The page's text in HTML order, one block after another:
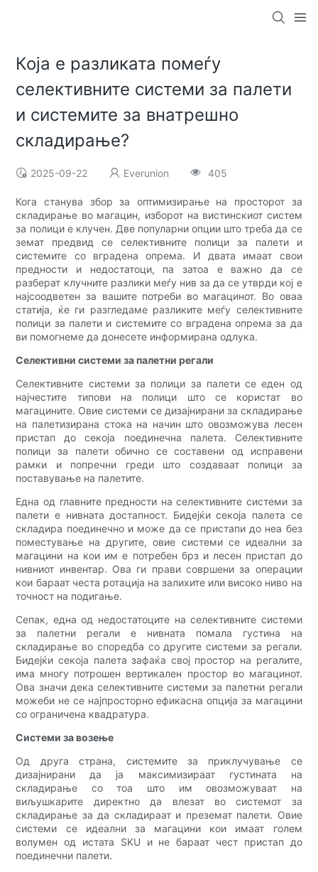
Која е разликата помеѓу
селективните системи за палети
и системите за внатрешно
складирање?
2025-09-22 Everunion 405
Кога станува збор за оптимизирање на просторот за
складирање во магацин, изборот на вистинскиот систем
за полици е клучен. Две популарни опции што треба да се
земат предвид се селективните полици за палети и
системите со вградена опрема. И двата имаат свои
предности и недостатоци, па затоа е важно да се
разберат клучните разлики меѓу нив за да се утврди кој е
најсоодветен за вашите потреби во магацинот. Во оваа
статија, ќе ги разгледаме разликите меѓу селективните
полици за палети и системите со вградена опрема за да
ви помогнеме да донесете информирана одлука.
Селективни системи за палетни регали
Селективните системи за полици за палети се еден од
најчестите типови на полици што се користат во
магацините. Овие системи се дизајнирани за складирање
на палетизирана стока на начин што овозможува лесен
пристап до секоја поединечна палета. Селективните
полици за палети обично се составени од исправени
рамки и попречни греди што создаваат полици за
поставување на палетите.
Една од главните предности на селективните системи за
палети е нивната достапност. Бидејќи секоја палета се
складира поединечно и може да се пристапи до неа без
поместување на другите, овие системи се идеални за
магацини на кои им е потребен брз и лесен пристап до
нивниот инвентар. Ова ги прави совршени за операции
кои бараат честа ротација на залихите или високо ниво на
точност на подигање.
Сепак, една од недостатоците на селективните системи
за палетни регали е нивната помала густина на
складирање во споредба со другите системи за регали.
Бидејќи секоја палета зафаќа свој простор на регалите,
има многу потрошен вертикален простор во магацинот.
Ова значи дека селективните системи за палетни регали
можеби не се најпросторно ефикасна опција за магацини
со ограничена квадратура.
Системи за возење
Од друга страна, системите за приклучување се
дизајнирани да ја максимизираат густината на
складирање со тоа што им овозможуваат на
виљушкарите директно да влезат во системот за
складирање за да складираат и преземат палети. Овие
системи се идеални за магацини кои имаат голем
волумен од истата SKU и не бараат чест пристап до
поединечни палети.